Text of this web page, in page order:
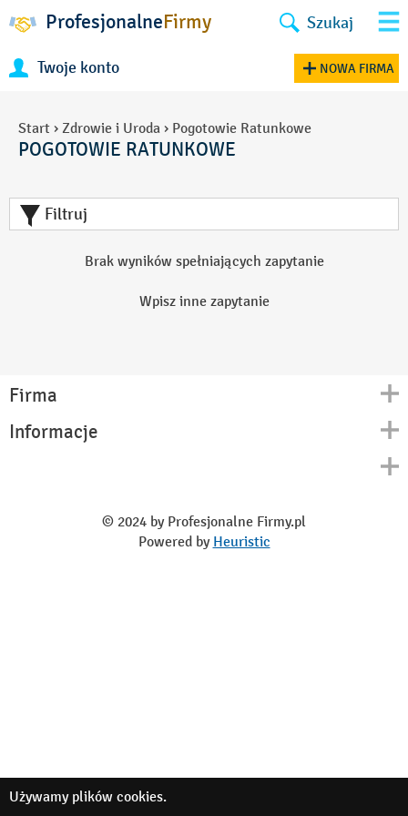
ProfesjonalneFirmy Szukaj
Twoje konto NOWA FIRMA
Start › Zdrowie i Uroda › Pogotowie Ratunkowe
POGOTOWIE RATUNKOWE
Filtruj
Brak wyników spełniających zapytanie
Wpisz inne zapytanie
Firma
Kontakt
Informacje
© 2024 by Profesjonalne Firmy.pl
Powered by Heuristic
Używamy plików cookies.